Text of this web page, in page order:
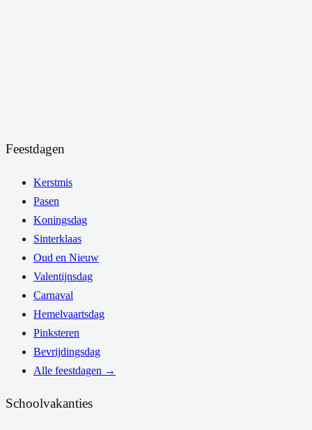
Feestdagen
Kerstmis
Pasen
Koningsdag
Sinterklaas
Oud en Nieuw
Valentijnsdag
Carnaval
Hemelvaartsdag
Pinksteren
Bevrijdingsdag
Alle feestdagen →
Schoolvakanties